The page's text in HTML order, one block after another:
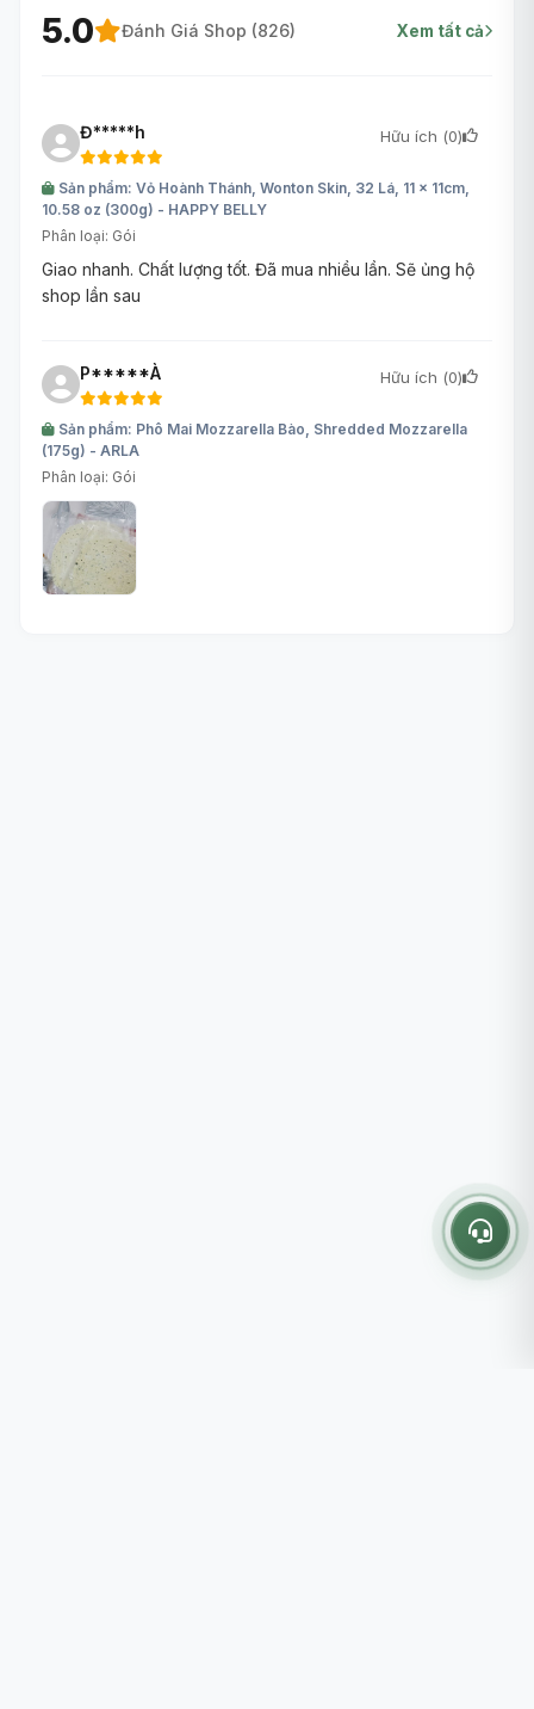
5.0 Đánh Giá Shop (826) Xem tất cả
Đ*****h Hữu ích (0)
Sản phẩm: Vỏ Hoành Thánh, Wonton Skin, 32 Lá, 11 x 11cm,
10.58 oz (300g) - HAPPY BELLY
Phân loại: Gói
Giao nhanh. Chất lượng tốt. Đã mua nhiều lần. Sẽ ủng hộ
shop lần sau
P*****À Hữu ích (0)
Sản phẩm: Phô Mai Mozzarella Bào, Shredded Mozzarella
(175g) - ARLA
Phân loại: Gói